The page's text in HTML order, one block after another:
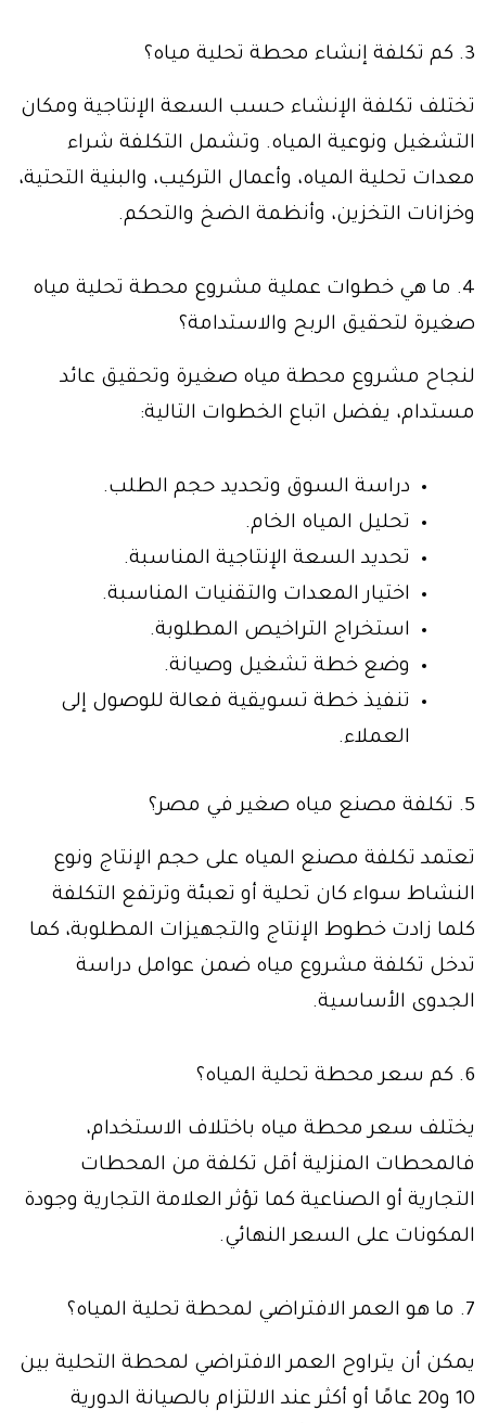
3. كم تكلفة إنشاء محطة تحلية مياه؟
تختلف تكلفة الإنشاء حسب السعة الإنتاجية ومكان
التشغيل ونوعية المياه. وتشمل التكلفة شراء
معدات تحلية المياه، وأعمال التركيب، والبنية التحتية،
وخزانات التخزين، وأنظمة الضخ والتحكم.
4. ما هي خطوات عملية مشروع محطة تحلية مياه
صغيرة لتحقيق الربح والاستدامة؟
لنجاح مشروع محطة مياه صغيرة وتحقيق عائد
مستدام، يفضل اتباع الخطوات التالية:
دراسة السوق وتحديد حجم الطلب.
تحليل المياه الخام.
تحديد السعة الإنتاجية المناسبة.
اختيار المعدات والتقنيات المناسبة.
استخراج التراخيص المطلوبة.
وضع خطة تشغيل وصيانة.
تنفيذ خطة تسويقية فعالة للوصول إلى
العملاء.
5. تكلفة مصنع مياه صغير في مصر؟
تعتمد تكلفة مصنع المياه على حجم الإنتاج ونوع
النشاط سواء كان تحلية أو تعبئة وترتفع التكلفة
كلما زادت خطوط الإنتاج والتجهيزات المطلوبة، كما
تدخل تكلفة مشروع مياه ضمن عوامل دراسة
الجدوى الأساسية.
6. كم سعر محطة تحلية المياه؟
يختلف سعر محطة مياه باختلاف الاستخدام،
فالمحطات المنزلية أقل تكلفة من المحطات
التجارية أو الصناعية كما تؤثر العلامة التجارية وجودة
المكونات على السعر النهائي.
7. ما هو العمر الافتراضي لمحطة تحلية المياه؟
يمكن أن يتراوح العمر الافتراضي لمحطة التحلية بين
10 و20 عامًا أو أكثر عند الالتزام بالصيانة الدورية